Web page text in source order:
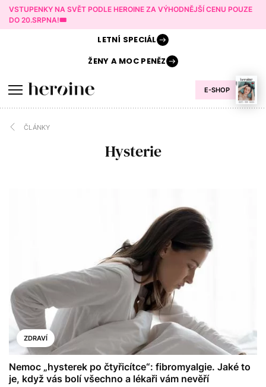
VSTUPENKY NA SVĚT PODLE HEROINE ZA VÝHODNĚJŠÍ CENU POUZE
DO 20.SRPNA!🎟️
E-SHOP
LETNÍ SPECIÁL
ŽENY AMOC PENĚZ
ČLÁNKY
Hysterie
ZDRAVÍ
Nemoc „hysterek po čtyřicítce“: fibromyalgie. Jaké to
je, když vás bolí všechno a lékaři vám nevěří